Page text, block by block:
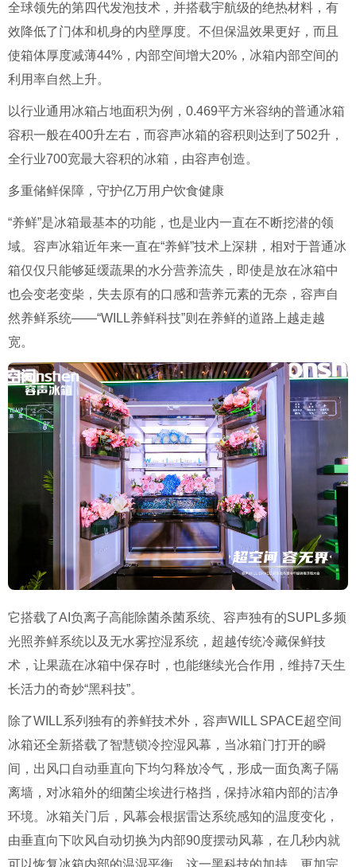
全球领先的第四代发泡技术，并搭载宇航级的绝热材料，有
效降低了门体和机身的内壁厚度。不但保温效果更好，而且
使箱体厚度减薄44%，内部空间增大20%，冰箱内部空间的
利用率自然上升。
以行业通用冰箱占地面积为例，0.469平方米容纳的普通冰箱
容积一般在400升左右，而容声冰箱的容积则达到了502升，
全行业700宽最大容积的冰箱，由容声创造。
多重储鲜保障，守护亿万用户饮食健康
“养鲜”是冰箱最基本的功能，也是业内一直在不断挖潜的领
域。容声冰箱近年来一直在“养鲜”技术上深耕，相对于普通冰
箱仅仅只能够延缓蔬果的水分营养流失，即使是放在冰箱中
也会变老变柴，失去原有的口感和营养元素的无奈，容声自
然养鲜系统——“WILL养鲜科技”则在养鲜的道路上越走越
宽。
它搭载了AI负离子高能除菌杀菌系统、容声独有的SUPL多频
光照养鲜系统以及无水雾控湿系统，超越传统冷藏保鲜技
术，让果蔬在冰箱中保存时，也能继续光合作用，维持7天生
长活力的奇妙“黑科技”。
除了WILL系列独有的养鲜技术外，容声WILL SPACE超空间
冰箱还全新搭载了智慧锁冷控湿风幕，当冰箱门打开的瞬
间，出风口自动垂直向下均匀释放冷气，形成一面负离子隔
离墙，对冰箱外的细菌尘埃进行格挡，保持冰箱内部的洁净
环境。冰箱关门后，风幕会根据雷达系统感知的温度变化，
由垂直向下吹风自动切换为内部90度摆动风幕，在几秒内就
可以恢复冰箱内部的温湿平衡。这一黑科技的加持，更加完